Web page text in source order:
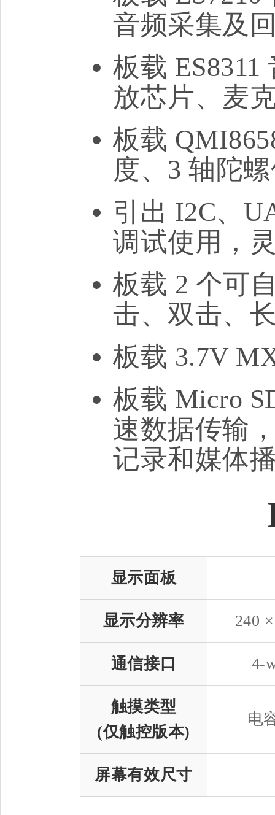
音频采集及
板载
放芯片、麦
板载
度、3 轴陀
引出 I2C、
调试使用，
板载 2 个可
击、双击、
板载 3.7V
板载 Micro
速数据传输
记录和媒体
显示面板
显示分辨率 240
通信接口 4-
触摸类型
(仅触控版本)
电
屏幕有效尺寸